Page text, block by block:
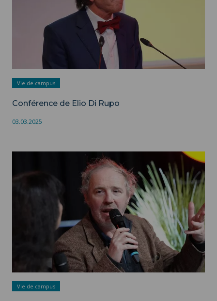
Vie de campus
Conférence de Elio Di Rupo
03.03.2025
Photo de la conférence - Service communication ISH
Vie de campus